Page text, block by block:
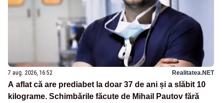
7 aug. 2026, 16:52 Realitatea.NET
A aflat că are prediabet la doar 37 de ani și a slăbit 10
kilograme. Schimbările făcute de Mihail Pautov fără